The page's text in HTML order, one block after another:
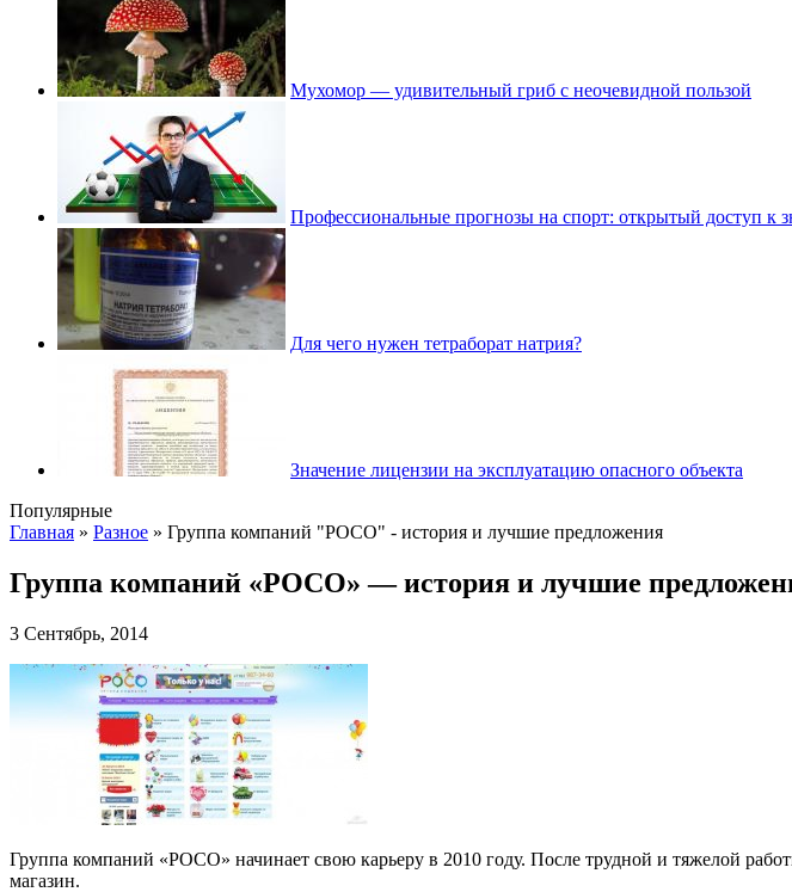
Мухомор — удивительный гриб с неочевидной пользой
Профессиональные прогнозы на спорт: открытый доступ к
Для чего нужен тетраборат натрия?
Значение лицензии на эксплуатацию опасного объекта
Популярные
Главная » Разное » Группа компаний "РОСО" - история и лучшие предложения
Группа компаний «РОСО» — история и лучшие
3 Сентябрь, 2014
Группа компаний «РОСО» начинает свою карьеру в 2010 году. После трудной и тяжелой
магазин.